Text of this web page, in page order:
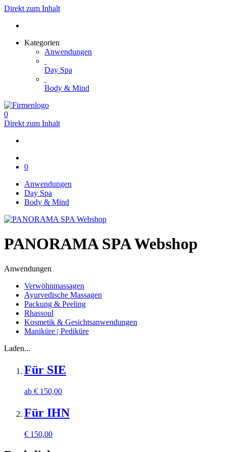
Direkt zum Inhalt
Kategorien
Anwendungen
Day Spa
Body & Mind
0
Direkt zum Inhalt
0
Anwendungen
Day Spa
Body & Mind
PANORAMA SPA Webshop
Anwendungen
Verwöhnmassagen
Ayurvedische Massagen
Packung & Peeling
Rhassoul
Kosmetik & Gesichtsanwendungen
Maniküre | Pediküre
Laden...
Für SIE
ab € 150,00
Für IHN
€ 150,00